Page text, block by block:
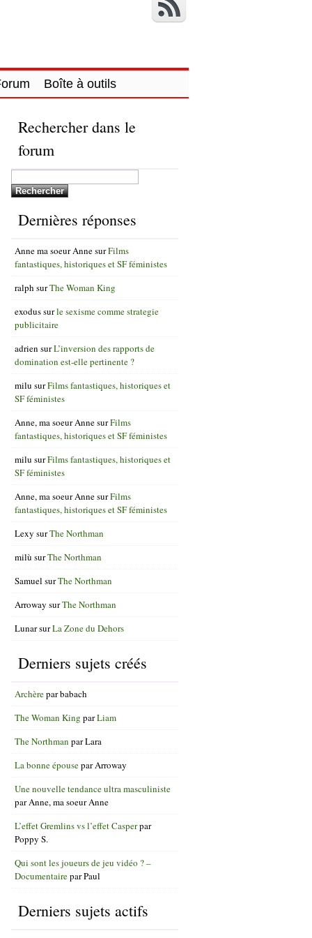
Boîte à outils
Rechercher dans le
forum
Dernières réponses
Anne ma soeur AnnesurFilms
fantastiques, historiques et SF féministes
ralph surThe Woman King
exodussurle sexisme comme strategie
publicitaire
adrien surL’inversion des rapports de
domination est-elle pertinente ?
milu surFilms fantastiques, historiques et
SF féministes
Anne, ma soeur AnnesurFilms
fantastiques, historiques et SF féministes
milu surFilms fantastiques, historiques et
SF féministes
Anne, ma soeur AnnesurFilms
fantastiques, historiques et SF féministes
Lexy surThe Northman
milù surThe Northman
Samuel surThe Northman
Arroway surThe Northman
LunarsurLa Zone du Dehors
Derniers sujets créés
Archèreparbabach
The Woman King parLiam
The Northman parLara
La bonne épouseparArroway
Une nouvelle tendance ultra masculiniste
parAnne, ma soeur Anne
L’effet Gremlins vs l’effet Casperpar
Poppy S.
Qui sont les joueurs de jeu vidéo ? –
DocumentaireparPaul
Derniers sujets actifs